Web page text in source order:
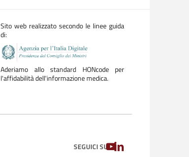
Sito web realizzato secondo le linee guida
di:
Aderiamo allo standard HONcode per
l'affidabilità dell'informazione medica.
SEGUICI SUYOUTUBE
LINKEDIN